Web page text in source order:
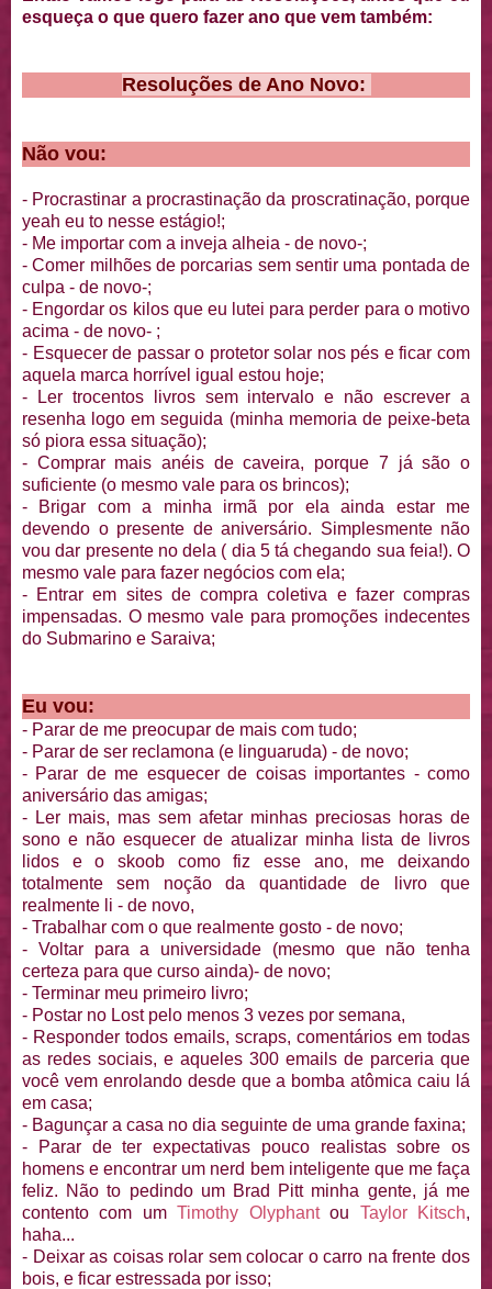
esqueça o que quero fazer ano que vem também:
Resoluções de Ano Novo:
Não vou:
- Procrastinar a procrastinação da proscratinação, porque
yeah eu to nesse estágio!;
- Me importar com a inveja alheia - de novo-;
- Comer milhões de porcarias sem sentir uma pontada de
culpa - de novo-;
- Engordar os kilos que eu lutei para perder para o motivo
acima - de novo- ;
- Esquecer de passar o protetor solar nos pés e ficar com
aquela marca horrível igual estou hoje;
- Ler trocentos livros sem intervalo e não escrever a
resenha logo em seguida (minha memoria de peixe-beta
só piora essa situação);
- Comprar mais anéis de caveira, porque 7 já são o
suficiente (o mesmo vale para os brincos);
- Brigar com a minha irmã por ela ainda estar me
devendo o presente de aniversário. Simplesmente não
vou dar presente no dela ( dia 5 tá chegando sua feia!). O
mesmo vale para fazer negócios com ela;
- Entrar em sites de compra coletiva e fazer compras
impensadas. O mesmo vale para promoções indecentes
do Submarino e Saraiva;
Eu vou:
- Parar de me preocupar de mais com tudo;
- Parar de ser reclamona (e linguaruda) - de novo;
- Parar de me esquecer de coisas importantes - como
aniversário das amigas;
- Ler mais, mas sem afetar minhas preciosas horas de
sono e não esquecer de atualizar minha lista de livros
lidos e o skoob como fiz esse ano, me deixando
totalmente sem noção da quantidade de livro que
realmente li - de novo,
- Trabalhar com o que realmente gosto - de novo;
- Voltar para a universidade (mesmo que não tenha
certeza para que curso ainda)- de novo;
- Terminar meu primeiro livro;
- Postar no Lost pelo menos 3 vezes por semana,
- Responder todos emails, scraps, comentários em todas
as redes sociais, e aqueles 300 emails de parceria que
você vem enrolando desde que a bomba atômica caiu lá
em casa;
- Bagunçar a casa no dia seguinte de uma grande faxina;
- Parar de ter expectativas pouco realistas sobre os
homens e encontrar um nerd bem inteligente que me faça
feliz. Não to pedindo um Brad Pitt minha gente, já me
contento com umTimothy Olyphantou Taylor Kitsch,
haha...
- Deixar as coisas rolar sem colocar o carro na frente dos
bois, e ficar estressada por isso;